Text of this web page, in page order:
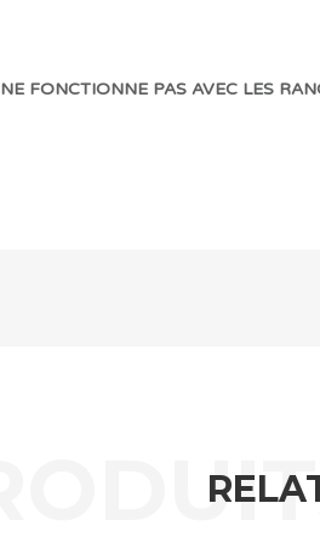
NE FONCTIONNE PAS AVEC LES